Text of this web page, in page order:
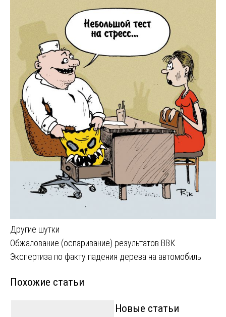
Другие шутки
Навигация
записям
Обжалование (оспаривание) результатов ВВК
Экспертиза по факту падения дерева на автомобиль
Похожие статьи
Новые статьи